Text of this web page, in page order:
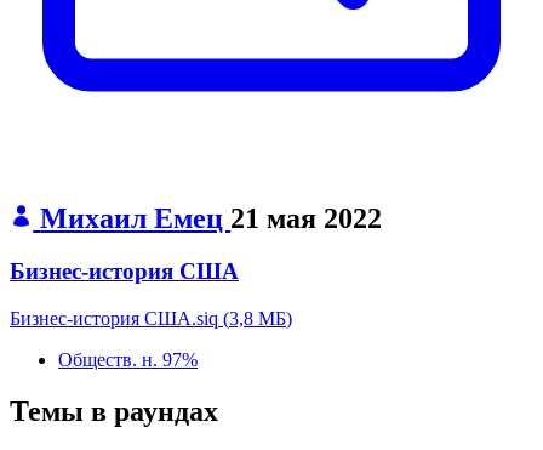
Михаил Емец 21 мая 2022
Бизнес-история США
Бизнес-история США.siq (3,8 МБ)
Обществ. н. 97%
Темы в раундах